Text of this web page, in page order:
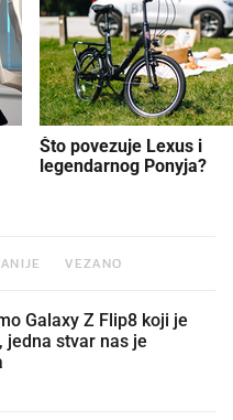
Što povezuje Lexus i
legendarnog Ponyja?
VEZANO
Galaxy Z Flip8 koji je
jedna stvar nas je